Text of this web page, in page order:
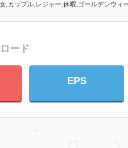
,カップル,レジャー,休暇,ゴールデンウィ
ード
EPS